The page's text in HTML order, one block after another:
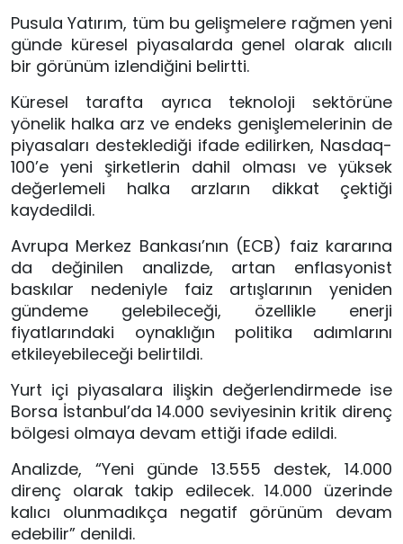
Pusula Yatırım, tüm bu gelişmelere rağmen yeni
günde küresel piyasalarda genel olarak alıcılı
bir görünüm izlendiğini belirtti.
Küresel tarafta ayrıca teknoloji sektörüne
yönelik halka arz ve endeks genişlemelerinin de
piyasaları desteklediği ifade edilirken, Nasdaq-
100’e yeni şirketlerin dahil olması ve yüksek
değerlemeli halka arzların dikkat çektiği
kaydedildi.
Avrupa Merkez Bankası’nın (ECB) faiz kararına
da değinilen analizde, artan enflasyonist
baskılar nedeniyle faiz artışlarının yeniden
gündeme gelebileceği, özellikle enerji
fiyatlarındaki oynaklığın politika adımlarını
etkileyebileceği belirtildi.
Yurt içi piyasalara ilişkin değerlendirmede ise
Borsa İstanbul’da 14.000 seviyesinin kritik direnç
bölgesi olmaya devam ettiği ifade edildi.
Analizde, “Yeni günde 13.555 destek, 14.000
direnç olarak takip edilecek. 14.000 üzerinde
kalıcı olunmadıkça negatif görünüm devam
edebilir” denildi.